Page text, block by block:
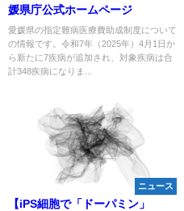
媛県庁公式ホームページ
愛媛県の指定難病医療費助成制度について
の情報です。令和7年（2025年）4月1日か
ら新たに7疾病が追加され、対象疾病は合
計348疾病になりま...
ニュース
【iPS細胞で「ドーパミン」